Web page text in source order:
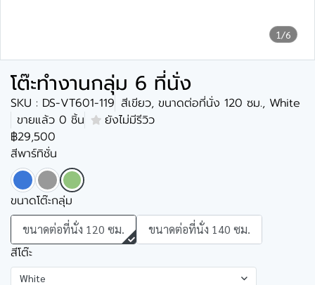
1/6
โต๊ะทำงานกลุ่ม 6 ที่นั่ง
SKU : DS-VT601-119 สีเขียว, ขนาดต่อที่นั่ง 120 ซม., White
ขายแล้ว 0 ชิ้น
ยังไม่มีรีวิว
฿29,500
สีพาร์ทิชั่น
ขนาดโต๊ะกลุ่ม
ขนาดต่อที่นั่ง 120 ซม. ขนาดต่อที่นั่ง 140 ซม.
สีโต๊ะ
White